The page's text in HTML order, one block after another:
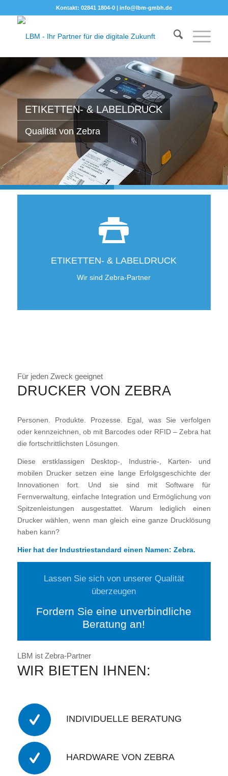
Kontakt: 02841 1804-0 | info@lbm-gmbh.de
ETIKETTEN- & LABELDRUCK
Qualität von Zebra
ETIKETTEN- & LABELDRUCK
Wir sind Zebra-Partner
Für jeden Zweck geeignet
DRUCKER VON ZEBRA
Personen. Produkte. Prozesse. Egal, was Sie verfolgen
oder kennzeichnen, ob mit Barcodes oder RFID – Zebra hat
die fortschrittlichsten Lösungen.
Diese erstklassigen Desktop-, Industrie-, Karten- und
mobilen Drucker setzen eine lange Erfolgsgeschichte der
Innovationen fort. Und sie sind mit Software für
Fernverwaltung, einfache Integration und Ermöglichung von
Spitzenleistungen ausgestattet. Warum lediglich einen
Drucker wählen, wenn man gleich eine ganze Drucklösung
haben kann?
Hier hat der Industriestandard einen Namen: Zebra.
Lassen Sie sich von unserer Qualität
überzeugen
Fordern Sie eine unverbindliche
Beratung an!
LBM ist Zebra-Partner
WIR BIETEN IHNEN:
INDIVIDUELLE BERATUNG
HARDWARE VON ZEBRA